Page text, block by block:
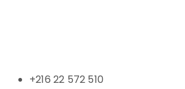
+216 22 572 510